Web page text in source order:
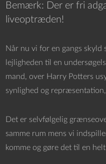
Bemærk: Der er fri
liveoptræden!
Når nu vi for en gangs
lejligheden til en
mand, over Harry Potters
synlighed og
Det er selvfølgelig
samme rum mens vi
komme og gøre det til en